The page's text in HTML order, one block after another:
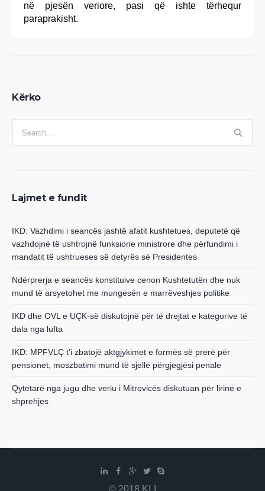
në pjesën veriore, pasi që ishte tërhequr
paraprakisht.
Kërko
Lajmet e fundit
IKD: Vazhdimi i seancës jashtë afatit kushtetues, deputetë që
vazhdojnë të ushtrojnë funksione ministrore dhe përfundimi i
mandatit të ushtrueses së detyrës së Presidentes
Ndërprerja e seancës konstituive cenon Kushtetutën dhe nuk
mund të arsyetohet me mungesën e marrëveshjes politike
IKD dhe OVL e UÇK-së diskutojnë për të drejtat e kategorive të
dala nga lufta
IKD: MPFVLÇ t’i zbatojë aktgjykimet e formës së prerë për
pensionet, moszbatimi mund të sjellë përgjegjësi penale
Qytetarë nga jugu dhe veriu i Mitrovicës diskutuan për lirinë e
shprehjes
© 2018 KLI